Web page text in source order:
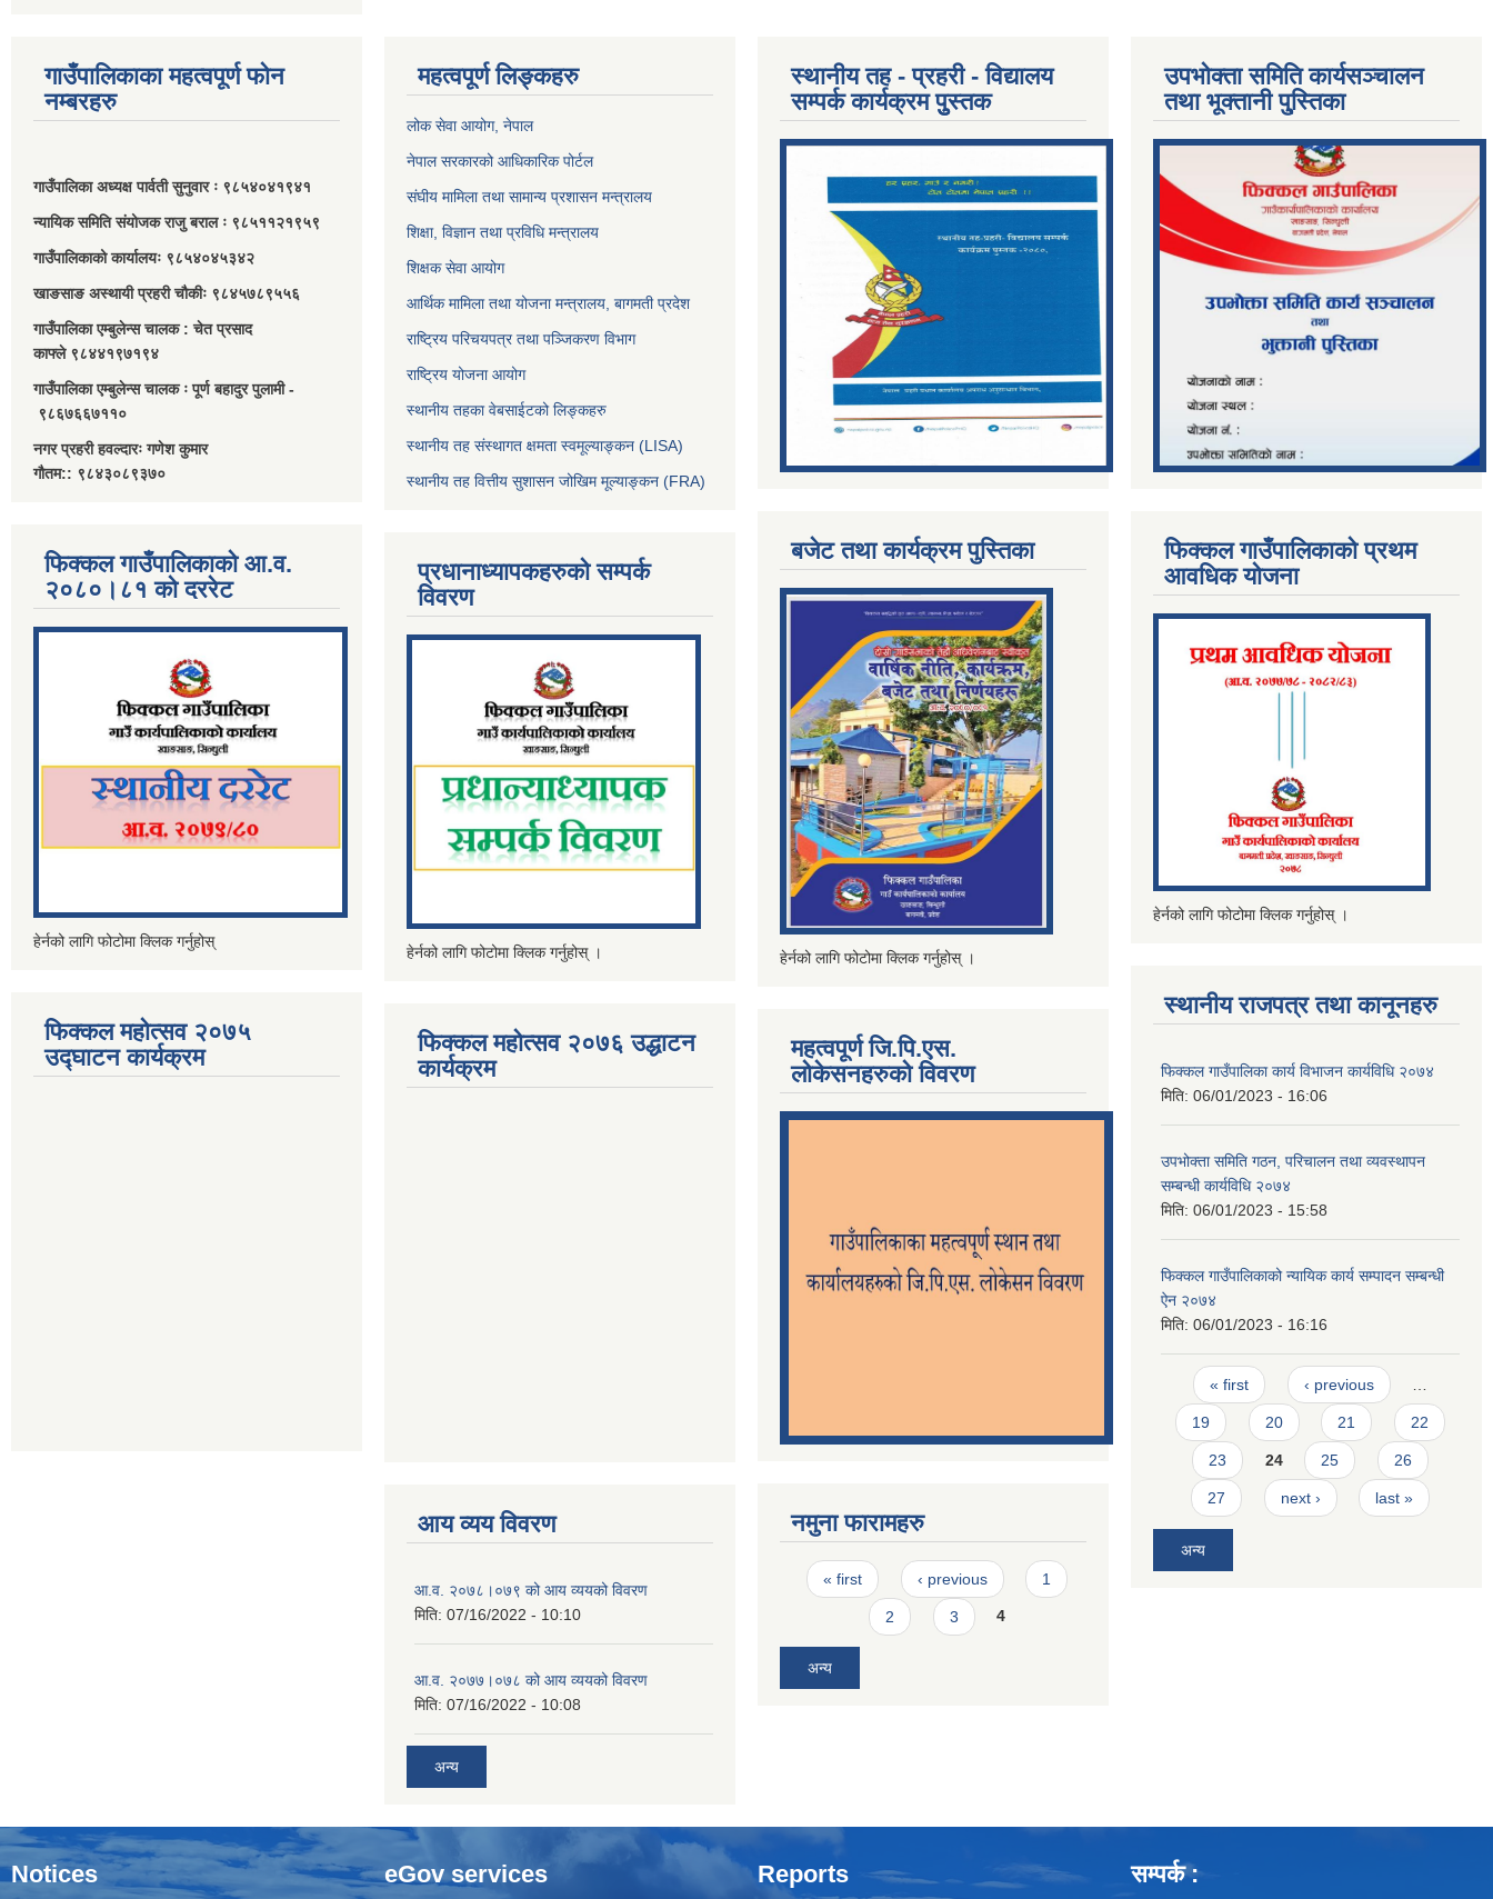
गाउँपालिकाका महत्वपूर्ण फोन
नम्बरहरु
गाउँपालिका अध्यक्ष पार्वती सुनुवार ः ९८५४०४१९४१
न्यायिक समिति संयोजक राजु बराल ः ९८५११२१९५९
गाउँपालिकाको कार्यालयः ९८५४०४५३४२
खाङसाङ अस्थायी प्रहरी चौकीः ९८४५७८९५५६
गाउँपालिका एम्बुलेन्स चालक : चेत प्रसाद
काफ्ले ९८४४१९७१९४
गाउँपालिका एम्बुलेन्स चालक ः पूर्ण बहादुर पुलामी -
९८६७६६७११०
नगर प्रहरी हवल्दारः गणेश कुमार
गौतम:: ९८४३०८९३७०
फिक्कल गाउँपालिकाको आ.व.
२०८०।८१ को दररेट
हेर्नको लागि फोटोमा क्लिक गर्नुहोस्
फिक्कल महोत्सव २०७५
उद्घाटन कार्यक्रम
महत्वपूर्ण लिङ्कहरु
लोक सेवा आयोग, नेपाल
नेपाल सरकारको आधिकारिक पोर्टल
संघीय मामिला तथा सामान्य प्रशासन मन्त्रालय
शिक्षा, विज्ञान तथा प्रविधि मन्त्रालय
शिक्षक सेवा आयोग
आर्थिक मामिला तथा योजना मन्त्रालय, बागमती प्रदेश
राष्ट्रिय परिचयपत्र तथा पञ्जिकरण विभाग
राष्ट्रिय योजना आयोग
स्थानीय तहका वेबसाईटको लिङ्कहरु
स्थानीय तह संस्थागत क्षमता स्वमूल्याङ्कन (LISA)
स्थानीय तह वित्तीय सुशासन जोखिम मूल्याङ्कन (FRA)
प्रधानाध्यापकहरुको सम्पर्क
विवरण
हेर्नको लागि फोटोमा क्लिक गर्नुहोस् ।
फिक्कल महोत्सव २०७६ उद्धाटन
कार्यक्रम
आय व्यय विवरण
आ.व. २०७८।०७९ को आय व्ययको विवरण
मिति: 07/16/2022 - 10:10
आ.व. २०७७।०७८ को आय व्ययको विवरण
मिति: 07/16/2022 - 10:08
अन्य
स्थानीय तह - प्रहरी - विद्यालय
सम्पर्क कार्यक्रम पुुस्तक
बजेट तथा कार्यक्रम पुस्तिका
हेर्नको लागि फोटोमा क्लिक गर्नुहोस् ।
महत्वपूर्ण जि.पि.एस.
लोकेसनहरुको विवरण
नमुना फारामहरु
Pages
« first ‹ previous 1
2 3 4
अन्य
उपभोक्ता समिति कार्यसञ्चालन
तथा भूक्तानी पु्स्तिका
फिक्कल गाउँपालिकाको प्रथम
आवधिक योजना
हेर्नको लागि फोटोमा क्लिक गर्नुहोस् ।
स्थानीय राजपत्र तथा कानूनहरु
फिक्कल गाउँपालिका कार्य विभाजन कार्यविधि २०७४
मिति: 06/01/2023 - 16:06
उपभोक्ता समिति गठन, परिचालन तथा व्यवस्थापन
सम्बन्धी कार्यविधि २०७४
मिति: 06/01/2023 - 15:58
फिक्कल गाउँपालिकाको न्यायिक कार्य सम्पादन सम्बन्धी
ऐन २०७४
मिति: 06/01/2023 - 16:16
Pages
« first ‹ previous
19 20 21 22
23 24 25 26
27 next › last »
अन्य
Notices eGov services Reports सम्पर्क :